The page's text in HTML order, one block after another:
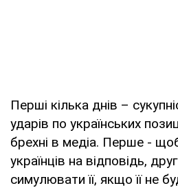
Перші кілька днів –
ударів по українських
брехні в медіа. Перше -
українців на відповідь,
симулювати її, якщо її не